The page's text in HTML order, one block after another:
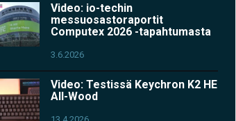
Video: io-techin
messuosastoraportit
Computex 2026 -tapahtumasta
3.6.2026
Video: Testissä Keychron K2 HE
All-Wood